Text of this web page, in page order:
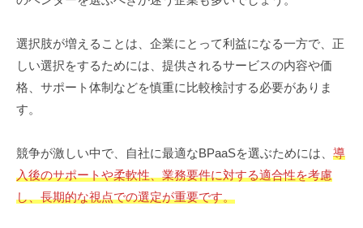
選択肢が増えることは、企業にとって利益になる一方で、正
しい選択をするためには、提供されるサービスの内容や価
格、サポート体制などを慎重に比較検討する必要がありま
す。
競争が激しい中で、自社に最適なBPaaSを選ぶためには、 導
入後のサポートや柔軟性、業務要件に対する適合性を考慮
し、長期的な視点での選定が重要です。